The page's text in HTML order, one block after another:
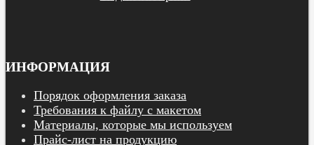
ИНФОРМАЦИЯ
Порядок оформления заказа
Требования к файлу с макетом
Материалы, которые мы используем
Прайс-лист на продукцию